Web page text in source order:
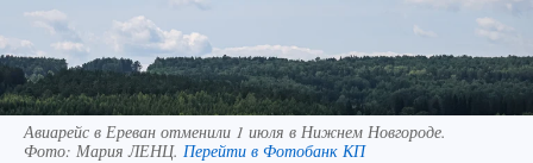
Авиарейс в Ереван отменили 1 июля в Нижнем Новгороде.
Фото: Мария ЛЕНЦ. Перейти в Фотобанк КП